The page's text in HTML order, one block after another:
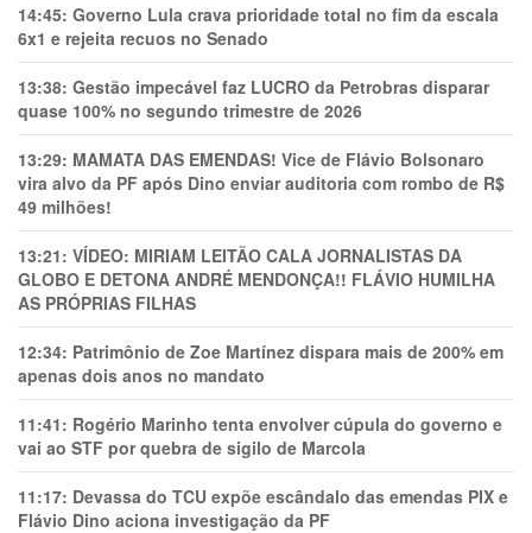
14:45: Governo Lula crava prioridade total no fim da escala
6x1 e rejeita recuos no Senado
13:38: Gestão impecável faz LUCRO da Petrobras disparar
quase 100% no segundo trimestre de 2026
13:29: MAMATA DAS EMENDAS! Vice de Flávio Bolsonaro
vira alvo da PF após Dino enviar auditoria com rombo de R$
49 milhões!
13:21: VÍDEO: MIRIAM LEITÃO CALA JORNALISTAS DA
GLOBO E DETONA ANDRÉ MENDONÇA!! FLÁVIO HUMILHA
AS PRÓPRIAS FILHAS
12:34: Patrimônio de Zoe Martínez dispara mais de 200% em
apenas dois anos no mandato
11:41: Rogério Marinho tenta envolver cúpula do governo e
vai ao STF por quebra de sigilo de Marcola
11:17: Devassa do TCU expõe escândalo das emendas PIX e
Flávio Dino aciona investigação da PF